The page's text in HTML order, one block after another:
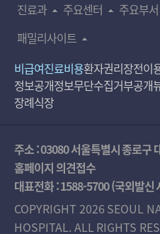
진료과
주요센터 주요부서
패밀리사이트
비급여진료비용환자권리장전이
정보공개정보무단수집거부공개
장례식장
주소 : 03080 서울특별시 종로구
홈페이지 의견접수
대표전화 :1588-5700(국외발신
COPYRIGHT 2026 SEOUL
HOSPITAL. ALL RIGHTS